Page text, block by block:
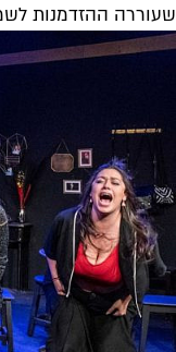
שעוררה ההזדמנות